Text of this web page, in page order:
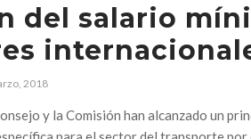
del salario
2018
y la Comisión han alcanzado un